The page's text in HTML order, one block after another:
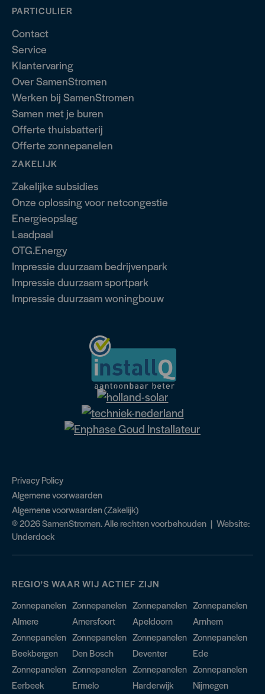
PARTICULIER
Contact
Service
Klantervaring
Over SamenStromen
Werken bij SamenStromen
Samen met je buren
Offerte thuisbatterij
Offerte zonnepanelen
ZAKELIJK
Zakelijke subsidies
Onze oplossing voor netcongestie
Energieopslag
Laadpaal
OTG.Energy
Impressie duurzaam bedrijvenpark
Impressie duurzaam sportpark
Impressie duurzaam woningbouw
Privacy Policy
Algemene voorwaarden
Algemene voorwaarden (Zakelijk)
© 2026 SamenStromen. Alle rechten voorbehouden | Website:
Underdock
REGIO'S WAAR WIJ ACTIEF ZIJN
Zonnepanelen
Almere
Zonnepanelen
Amersfoort
Zonnepanelen
Apeldoorn
Zonnepanelen
Arnhem
Zonnepanelen
Beekbergen
Zonnepanelen
Den Bosch
Zonnepanelen
Deventer
Zonnepanelen
Ede
Zonnepanelen
Eerbeek
Zonnepanelen
Ermelo
Zonnepanelen
Harderwijk
Zonnepanelen
Nijmegen